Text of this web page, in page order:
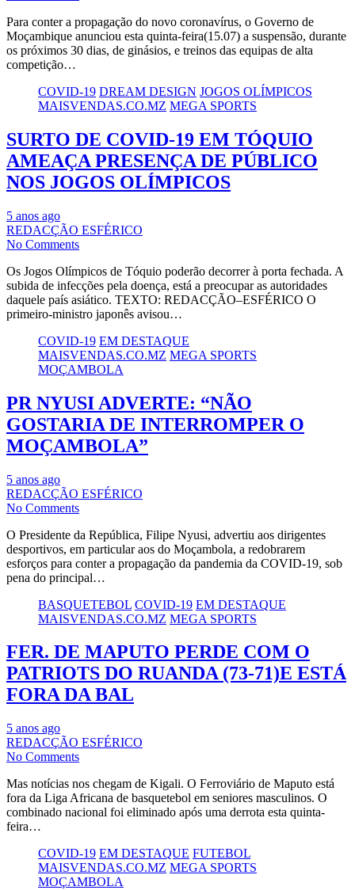
Para conter a propagação do novo coronavírus, o Governo de
Moçambique anunciou esta quinta-feira(15.07) a suspensão, durante
os próximos 30 dias, de ginásios, e treinos das equipas de alta
competição…
COVID-19 DREAM DESIGN JOGOS OLÍMPICOS
MAISVENDAS.CO.MZ MEGA SPORTS
SURTO DE COVID-19 EM TÓQUIO
AMEAÇA PRESENÇA DE PÚBLICO
NOS JOGOS OLÍMPICOS
5 anos ago
REDACÇÃO ESFÉRICO
No Comments
Os Jogos Olímpicos de Tóquio poderão decorrer à porta fechada. A
subida de infecções pela doença, está a preocupar as autoridades
daquele país asiático. TEXTO: REDACÇÃO–ESFÉRICO O
primeiro-ministro japonês avisou…
COVID-19 EM DESTAQUE
MAISVENDAS.CO.MZ MEGA SPORTS
MOÇAMBOLA
PR NYUSI ADVERTE: “NÃO
GOSTARIA DE INTERROMPER O
MOÇAMBOLA”
5 anos ago
REDACÇÃO ESFÉRICO
No Comments
O Presidente da República, Filipe Nyusi, advertiu aos dirigentes
desportivos, em particular aos do Moçambola, a redobrarem
esforços para conter a propagação da pandemia da COVID-19, sob
pena do principal…
BASQUETEBOL COVID-19 EM DESTAQUE
MAISVENDAS.CO.MZ MEGA SPORTS
FER. DE MAPUTO PERDE COM O
PATRIOTS DO RUANDA (73-71)E ESTÁ
FORA DA BAL
5 anos ago
REDACÇÃO ESFÉRICO
No Comments
Mas notícias nos chegam de Kigali. O Ferroviário de Maputo está
fora da Liga Africana de basquetebol em seniores masculinos. O
combinado nacional foi eliminado após uma derrota esta quinta-
feira…
COVID-19 EM DESTAQUE FUTEBOL
MAISVENDAS.CO.MZ MEGA SPORTS
MOÇAMBOLA